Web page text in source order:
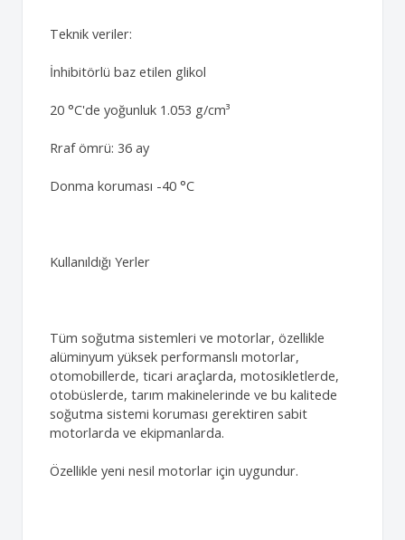
Teknik veriler:
İnhibitörlü baz etilen glikol
20 °C'de yoğunluk 1.053 g/cm³
Rraf ömrü: 36 ay
Donma koruması -40 °C
Kullanıldığı Yerler
Tüm soğutma sistemleri ve motorlar, özellikle
alüminyum yüksek performanslı motorlar,
otomobillerde, ticari araçlarda, motosikletlerde,
otobüslerde, tarım makinelerinde ve bu kalitede
soğutma sistemi koruması gerektiren sabit
motorlarda ve ekipmanlarda.
Özellikle yeni nesil motorlar için uygundur.